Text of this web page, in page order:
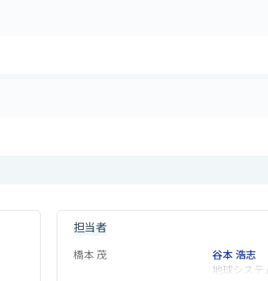
担当者
橋本 茂
谷本 浩志
地球システ